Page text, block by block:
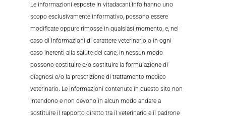
Le informazioni esposte in vitadacani.info hanno uno
scopo esclusivamente informativo, possono essere
modificate oppure rimosse in qualsiasi momento, e, nel
caso di informazioni di carattere veterinario o in ogni
caso inerenti alla salute del cane, in nessun modo
possono costituire e/o sostituire la formulazione di
diagnosi e/o la prescrizione di trattamento medico
veterinario. Le informazioni contenute in questo sito non
intendono e non devono in alcun modo andare a
sostituire il rapporto diretto tra il veterinario e il padrone